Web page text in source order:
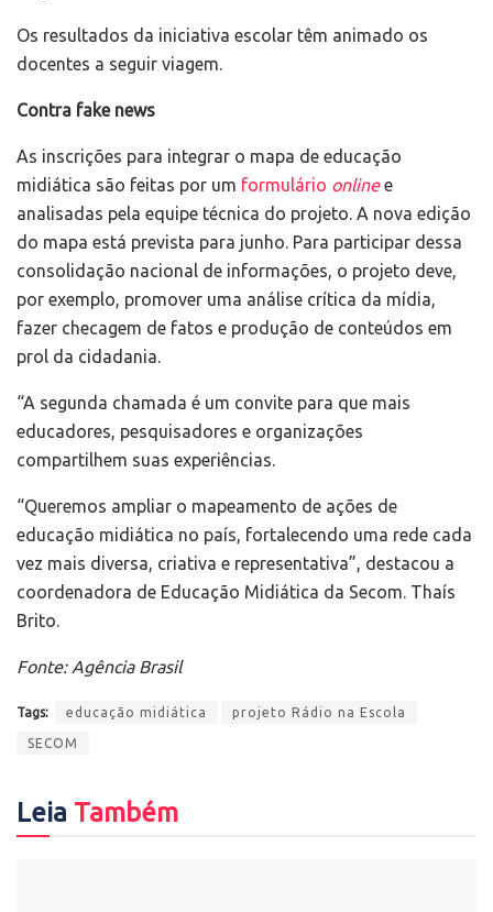
Os resultados da iniciativa escolar têm animado os
docentes a seguir viagem.
Contra fake news
As inscrições para integrar o mapa de educação
midiática são feitas por um formulário onlinee
analisadas pela equipe técnica do projeto. A nova edição
do mapa está prevista para junho. Para participar dessa
consolidação nacional de informações, o projeto deve,
por exemplo, promover uma análise crítica da mídia,
fazer checagem de fatos e produção de conteúdos em
prol da cidadania.
“A segunda chamada é um convite para que mais
educadores, pesquisadores e organizações
compartilhem suas experiências.
“Queremos ampliar o mapeamento de ações de
educação midiática no país, fortalecendo uma rede cada
vez mais diversa, criativa e representativa”, destacou a
coordenadora de Educação Midiática da Secom. Thaís
Brito.
Fonte: Agência Brasil
Tags: educação midiática projeto Rádio na Escola
SECOM
Leia Também